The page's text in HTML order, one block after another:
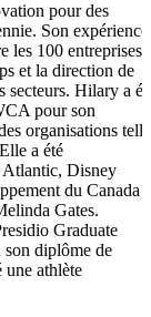
pour des
Son expérience
les 100 entreprises
et la direction de
secteurs. Hilary a
pour son
organisations
a été
Atlantic, Disney
du Canada
Gates.
Graduate
son diplôme de
une athlète